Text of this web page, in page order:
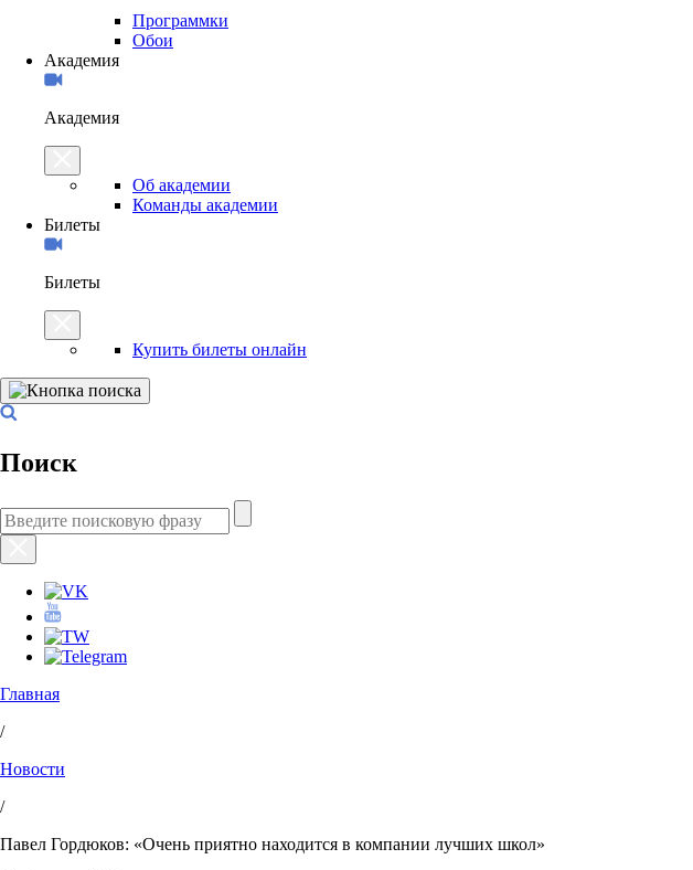
Программки
Обои
Академия
Академия
Об академии
Команды академии
Билеты
Билеты
Купить билеты онлайн
Поиск
Главная
/
Новости
/
Павел Гордюков: «Очень приятно находится в компании лучших школ»